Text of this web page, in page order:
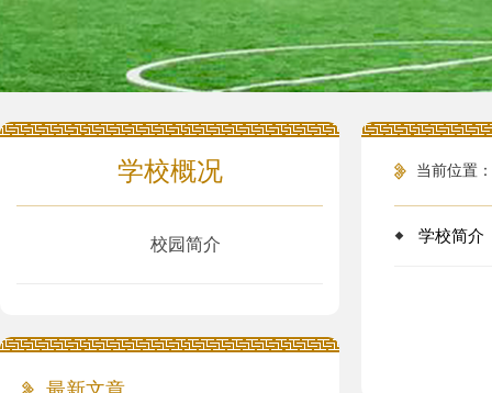
学校概况
校园简介
当前位置：
学校简介